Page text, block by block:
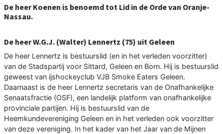
De heer Koenen is benoemd tot Lid in de Orde van Oranje-
Nassau.
De heer W.G.J. (Walter) Lennertz (75) uit Geleen
De heer Lennertz is bestuurslid (en in het verleden voorzitter)
van de Stadspartij voor Sittard, Geleen en Born. Hij is bestuurslid
geweest van ijshockeyclub VJB Smoke Eaters Geleen.
Daarnaast is de heer Lennertz secretaris van de Onafhankelijke
Senaatsfractie (OSF), een landelijk platform van onafhankelijke
provinciale partijen. Hij is bestuurslid van de
Heemkundevereniging Geleen en in het verleden ook voorzitter
van deze vereniging. In het kader van het Jaar van de Mijnen